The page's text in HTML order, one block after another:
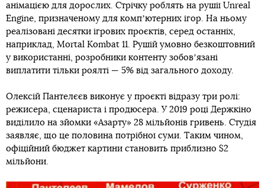
анімацією для дорослих. Стрічку роблять на рушії Unreal
Engine, призначеному для компʼютерних ігор. На ньому
реалізовані десятки ігрових проєктів, серед останніх,
наприклад, Mortal Kombat 11. Рушій умовно безкоштовний
у використанні, розробники контенту зобовʼязані
виплатити тільки роялті — 5% від загального доходу.
Олексій Пантелєєв виконує у проєкті відразу три ролі:
режисера, сценариста і продюсера. У 2019 році Держкіно
виділило на зйомки «Азарту» 28 мільйонів гривень. Студія
заявляє, що це половина потрібної суми. Таким чином,
офіційний бюджет картини становить приблизно $2
мільйони.